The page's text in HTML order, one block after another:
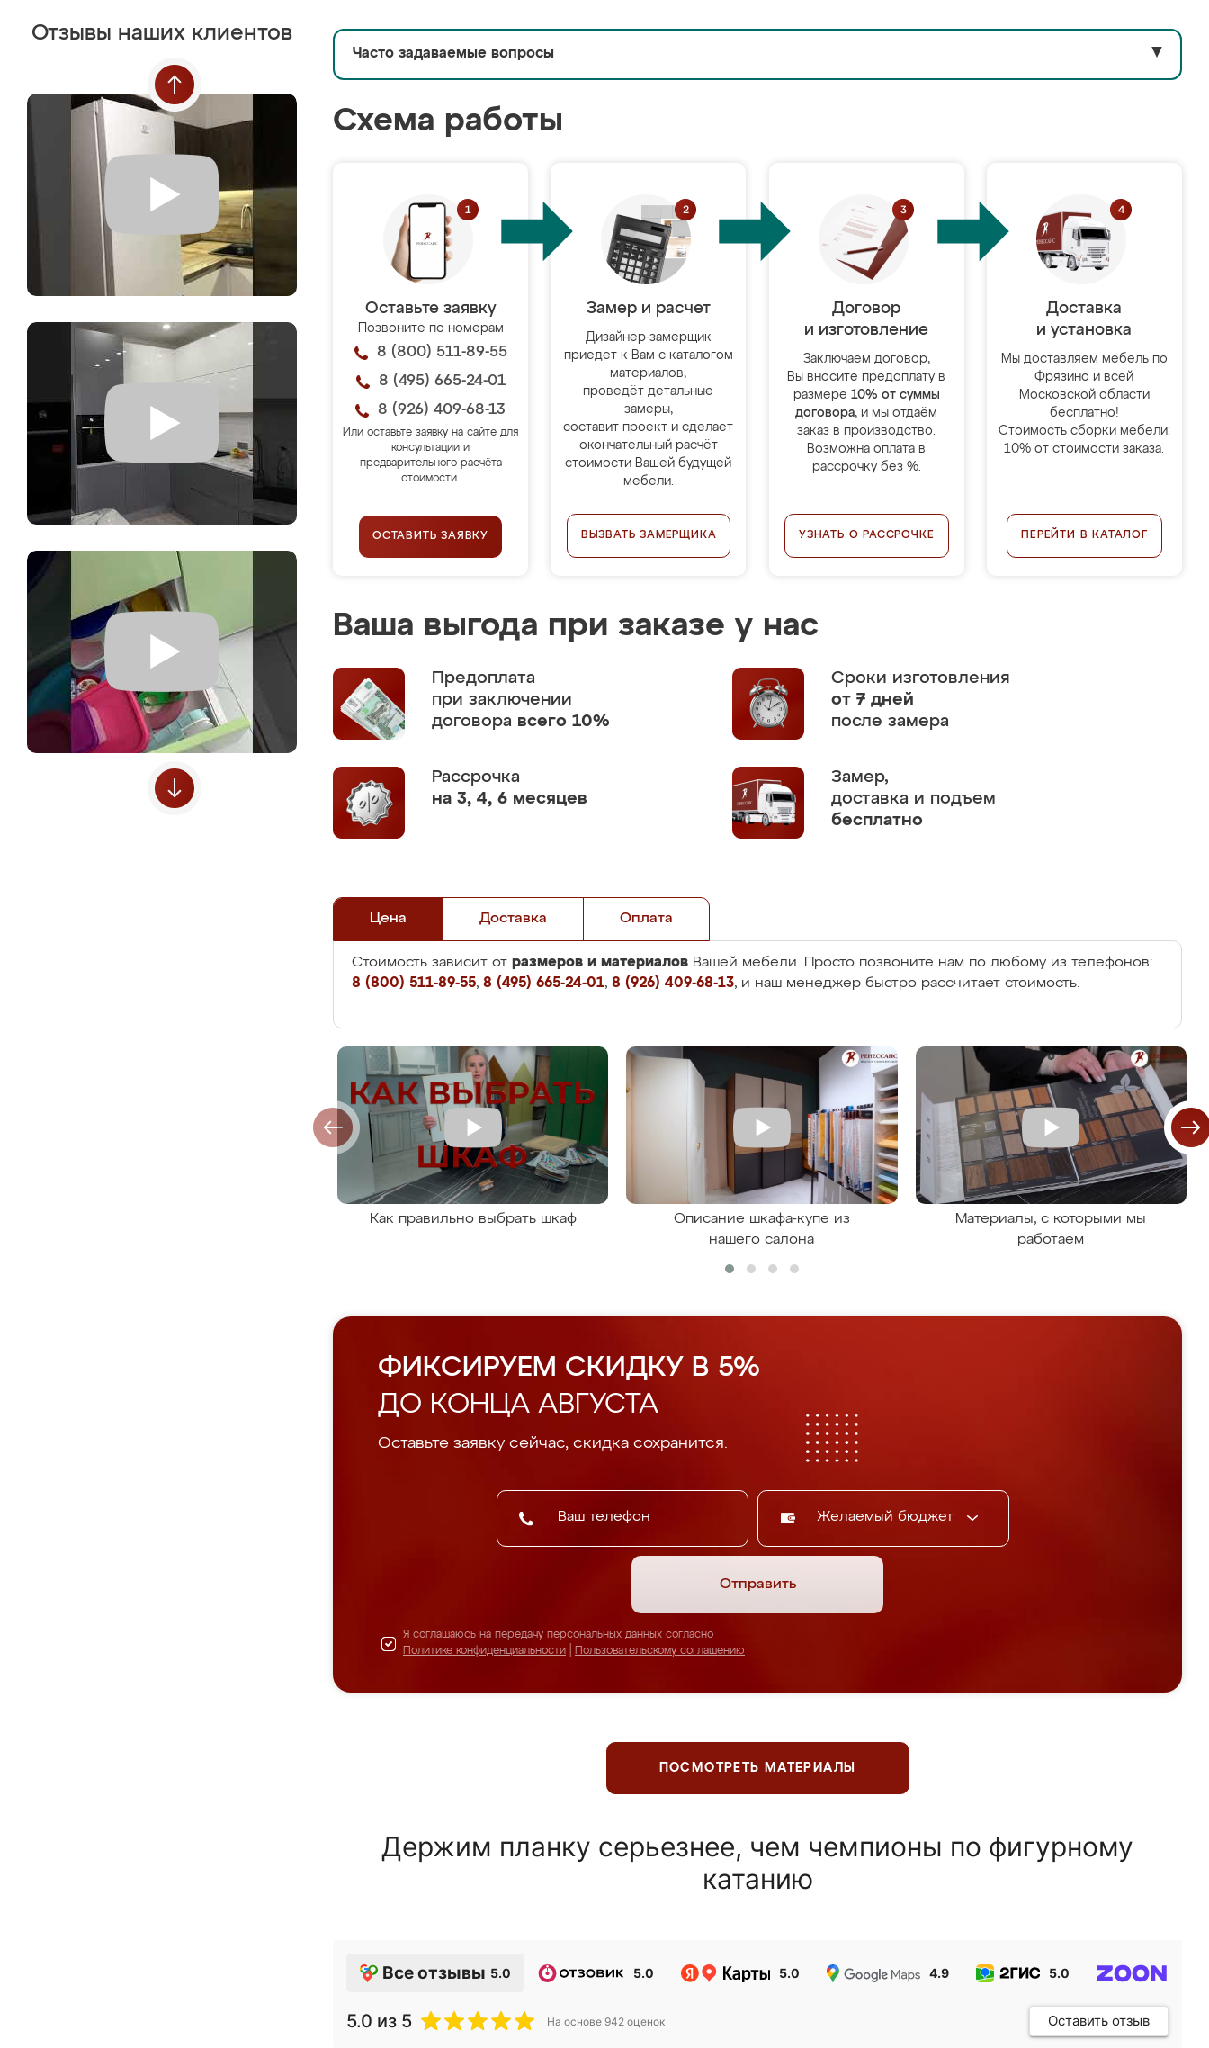
Отзывы наших клиентов
Часто задаваемые вопросы ▼
Схема работы
Оставьте заявку
Позвоните по номерам
8 (800) 511-89-55
8 (495) 665-24-01
8 (926) 409-68-13
Или оставьте заявку на сайте для
консультации и
предварительного расчёта
стоимости.
ОСТАВИТЬ ЗАЯВКУ
Замер и расчет
Дизайнер-замерщик
приедет к Вам с каталогом
материалов,
проведёт детальные
замеры,
составит проект и сделает
окончательный расчёт
стоимости Вашей будущей
мебели.
ВЫЗВАТЬ ЗАМЕРЩИКА
Договор
и изготовление
Заключаем договор,
Вы вносите предоплату в
размере 10% от суммы
договора, и мы отдаём
заказ в производство.
Возможна оплата в
рассрочку без %.
УЗНАТЬ О РАССРОЧКЕ
Доставка
и установка
Мы доставляем мебель по
Фрязино и всей
Московской области
бесплатно!
Стоимость сборки мебели:
10% от стоимости заказа.
ПЕРЕЙТИ В КАТАЛОГ
Ваша выгода при заказе у нас
Предоплата
при заключении
договора всего 10%
Сроки изготовления
от 7 дней
после замера
Рассрочка
на 3, 4, 6 месяцев
Замер,
доставка и подъем
бесплатно
Цена Доставка Оплата
Стоимость зависит от размеров и материалов Вашей мебели. Просто позвоните нам по любому из телефонов:
8 (800) 511-89-55, 8 (495) 665-24-01, 8 (926) 409-68-13, и наш менеджер быстро рассчитает стоимость.
Как правильно выбрать шкаф
Описание шкафа-купе из
нашего салона
Материалы, с которыми мы
работаем
ФИКСИРУЕМ СКИДКУ В 5%
ДО КОНЦА АВГУСТА
Оставьте заявку сейчас, скидка сохранится.
Желаемый бюджет
Отправить
Я соглашаюсь на передачу персональных данных согласно
Политике конфиденциальности
Пользовательскому соглашению
ПОСМОТРЕТЬ МАТЕРИАЛЫ
Держим планку серьезнее, чем чемпионы по фигурному
катанию
Все отзывы 5.0 5.0 5.0 4.9 5.0
5.0 из 5 На основе 942 оценок Оставить отзыв